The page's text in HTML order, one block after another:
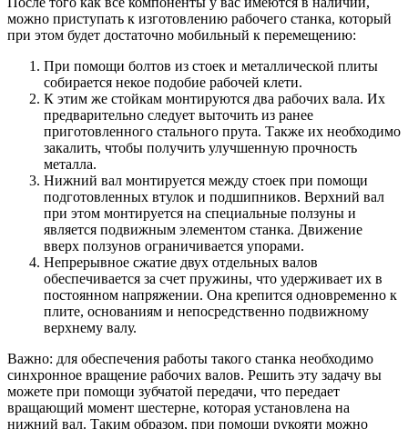
можно приступать к изготовлению рабочего станка, который
при этом будет достаточно мобильный к перемещению:
При помощи болтов из стоек и металлической плиты
собирается некое подобие рабочей клети.
К этим же стойкам монтируются два рабочих вала. Их
предварительно следует выточить из ранее
приготовленного стального прута. Также их необходимо
закалить, чтобы получить улучшенную прочность
металла.
Нижний вал монтируется между стоек при помощи
подготовленных втулок и подшипников. Верхний вал
при этом монтируется на специальные ползуны и
является подвижным элементом станка. Движение
вверх ползунов ограничивается упорами.
Непрерывное сжатие двух отдельных валов
обеспечивается за счет пружины, что удерживает их в
постоянном напряжении. Она крепится одновременно к
плите, основаниям и непосредственно подвижному
верхнему валу.
Важно: для обеспечения работы такого станка необходимо
синхронное вращение рабочих валов. Решить эту задачу вы
можете при помощи зубчатой передачи, что передает
вращающий момент шестерне, которая установлена на
нижний вал. Таким образом, при помощи рукояти можно